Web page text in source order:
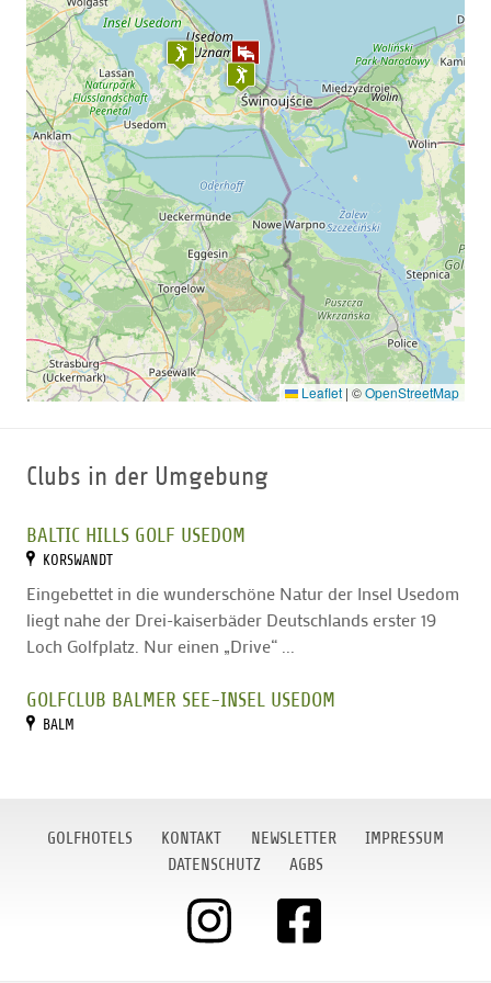
beheiztes Außenbecken, einen Hydro-Vitalpool mit
Unterwasser-Sprudelliegen und eine großzügige
Saunalandschaft mit finnischer Sauna, Dampfsauna,
Biosauna sowie separater Damensauna. Insgesamt 14
exklusive Behandlungsräume stehen für eine große
Bandbreite an Anwendungen wie Kosmetik, Massage
und Physiotherapie sowie mit Schwebeliege und Rasul
zur Verfügung. Mehrere Entspannungswelten inkl.
Wasserbetten-Raum sowie ein großer Fitnessbereich
mit Licht-durchflutetem Kursraum runden das SPA-
Angebot ab. Für die Zeit zu zweit können Sie die „Privat
Spa Suite“ mit separater Whirlwanne buchen.
Ein Meer des Genusses – fünf Restaurants und Bars
verwöhnen Sie von feiner, regionaler Küche über
original-thailändische Spezialitäten bis hin zu
Kindervilla
Urlaub mit Hund (gebührenpflichtig)
Tiefgaragen-Stellplatz (gebührenpflichtig, bitte vor
Fahrradverleih (gebührenpflichtig)
Greenfee: 20 % Ermäßigung
Leaflet | ©OpenStreetMap
Clubs in der Umgebung
BALTIC HILLS GOLF USEDOM
KORSWANDT
Eingebettet in die wunderschöne Natur der Insel Usedom
liegt nahe der Drei-kaiserbäder Deutschlands erster 19
Loch Golfplatz. Nur einen „Drive“ ...
GOLFCLUB BALMER SEE-INSEL USEDOM
BALM
GOLFHOTELS KONTAKT NEWSLETTER
IMPRESSUM
DATENSCHUTZ
AGBS